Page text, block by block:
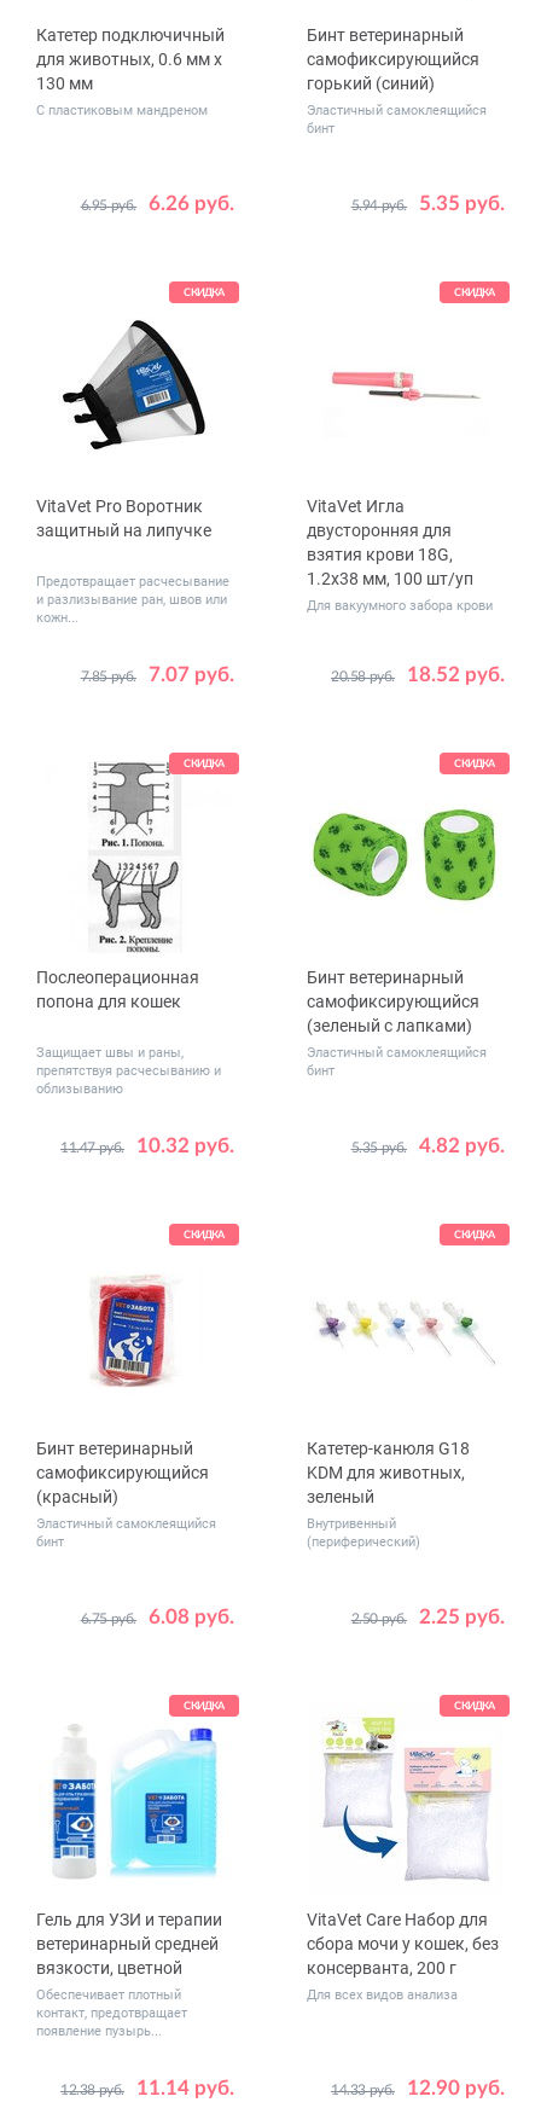
Катетер подключичный
для животных, 0.6 мм x
130 мм
С пластиковым мандреном
6.26 руб.
6.95 руб.
Бинт ветеринарный
самофиксирующийся
горький (синий)
Эластичный самоклеящийся
бинт
5.35 руб.
5.94 руб.
Размер 5 см x 4.5 м
СКИДКА
VitaVet Pro Воротник
защитный на липучке
Предотвращает расчесывание
и разлизывание ран, швов или
кожн...
7.07 руб.
7.85 руб.
Размер № 2
СКИДКА
VitaVet Игла
двусторонняя для
взятия крови 18G,
1.2x38 мм, 100 шт/уп
Для вакуумного забора крови
18.52 руб.
20.58 руб.
СКИДКА
Послеоперационная
попона для кошек
Защищает швы и раны,
препятствуя расчесыванию и
облизыванию
10.32 руб.
11.47 руб.
СКИДКА
Бинт ветеринарный
самофиксирующийся
(зеленый с лапками)
Эластичный самоклеящийся
бинт
4.82 руб.
5.35 руб.
Размер
2.5 см x 4.5 м
7.5 см x 4.5 м
СКИДКА
Бинт ветеринарный
самофиксирующийся
(красный)
Эластичный самоклеящийся
бинт
6.08 руб.
6.75 руб.
Размер
5 см x 4.5 м
СКИДКА
Катетер-канюля G18
KDM для животных,
зеленый
Внутривенный
(периферический)
2.25 руб.
2.50 руб.
СКИДКА
Гель для УЗИ и терапии
ветеринарный средней
вязкости, цветной
Обеспечивает плотный
контакт, предотвращает
появление пузырь...
11.14 руб.
12.38 руб.
Вес, кг 0.25 5
СКИДКА
VitaVet Care Набор для
сбора мочи у кошек, без
консерванта, 200 г
Для всех видов анализа
12.90 руб.
14.33 руб.